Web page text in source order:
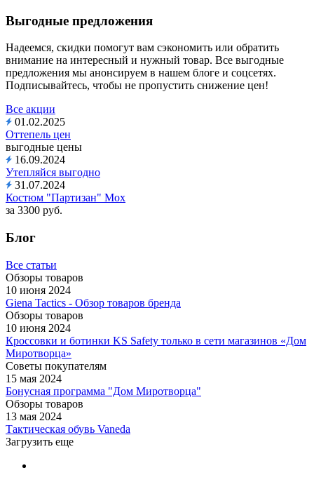
Выгодные предложения
Надеемся, скидки помогут вам сэкономить или обратить
внимание на интересный и нужный товар. Все выгодные
предложения мы анонсируем в нашем блоге и соцсетях.
Подписывайтесь, чтобы не пропустить снижение цен!
Все акции
01.02.2025
Оттепель цен
выгодные цены
16.09.2024
Утепляйся выгодно
31.07.2024
Костюм "Партизан" Мох
за 3300 руб.
Блог
Все статьи
Обзоры товаров
10 июня 2024
Giena Tactics - Обзор товаров бренда
Обзоры товаров
10 июня 2024
Кроссовки и ботинки KS Safety только в сети магазинов «Дом
Миротворца»
Советы покупателям
15 мая 2024
Бонусная программа "Дом Миротворца"
Обзоры товаров
13 мая 2024
Тактическая обувь Vaneda
Загрузить еще